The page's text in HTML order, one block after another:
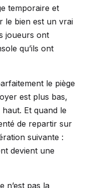
temporaire et
le bien est un vrai
joueurs ont
qu’ils ont
le piège
est plus bas,
haut. Et quand le
de repartir sur
suivante :
devient une
pas la